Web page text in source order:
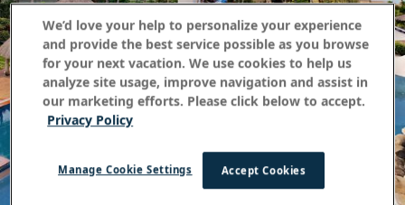
We’d love your help to personalize your experience
and provide the best service possible as you browse
for your next vacation. We use cookies to help us
analyze site usage, improve navigation and assist in
our marketing efforts. Please click below to accept.
Privacy Policy
Accept Cookies
Manage Cookie Settings